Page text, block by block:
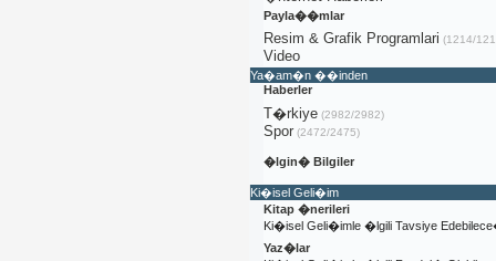
Payla��mlar
Resim & Grafik Programlari (1214/
Video
Ya�am�n ��inden
Haberler
T�rkiye(2982/2982)
Spor(2472/2475)
�lgin� Bilgiler
Ki�isel Geli�im
Kitap �nerileri
Ki�isel Geli�imle �lgili Tavsiye
Yaz�lar